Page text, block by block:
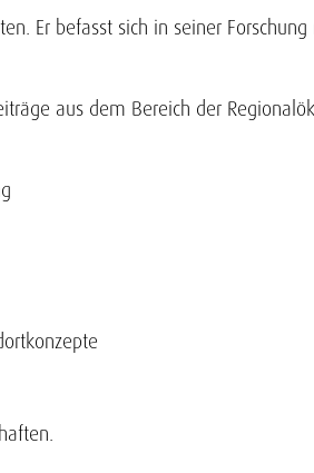
Er befasst sich in seiner
aus dem Bereich der